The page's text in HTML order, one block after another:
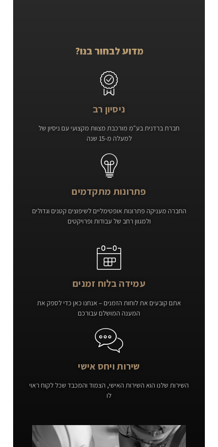
מדוע לבחור בנו?
ניסיון רב
חברת ברדנית בע"מ מורכבת מצוות מקצועי עם ניסיון של
למעלה מ-15 שנה
פתרונות מתקדמים
החברה מעניקה פתרונות אופטימליים לשיפוצים קטנים וגדולים
ולמגוון רחב של עבודות ופרויקטים
עמידה בלוח זמנים
אתם קובעים את לוחות הזמנים – אנחנו כאן כדי לספק את
המענה המושלם עבורכם
שירות ויחס אישי
השירות שלנו הוא השירות האישי, הצמוד והמכבד שכל לקוח ראוי
לו